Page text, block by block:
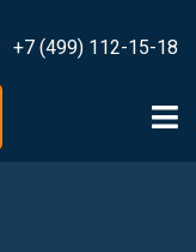
+7 (499) 112-15-18